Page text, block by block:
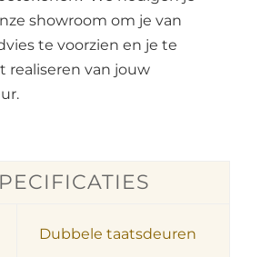
showroom om je van
te voorzien en je te
realiseren van jouw
Dubbele taatsdeuren